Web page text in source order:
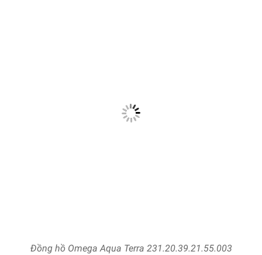
Đồng hồ Omega Aqua Terra 231.20.39.21.55.003